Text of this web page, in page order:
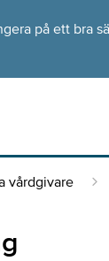
på ett bra
vårdgivare